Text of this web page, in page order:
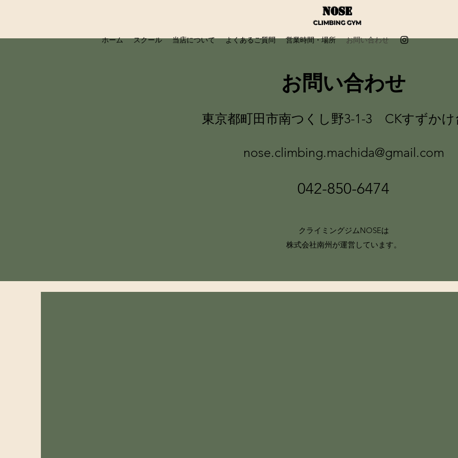
NOSE
CLIMBING GYM
ホーム スクール 当店について よくあるご質問 営業時間・場所 お問い合わせ
お問い合わせ
東京都町田市南つくし野3-1-3 CKすずかけ
nose.climbing.machida@gmail.com
042-850-6474
クライミングジムNOSEは
​株式会社南州が運営しています。